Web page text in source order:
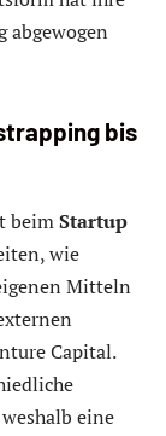
abgewogen
bis
beimStartup
wie
Mitteln
Capital.
eine